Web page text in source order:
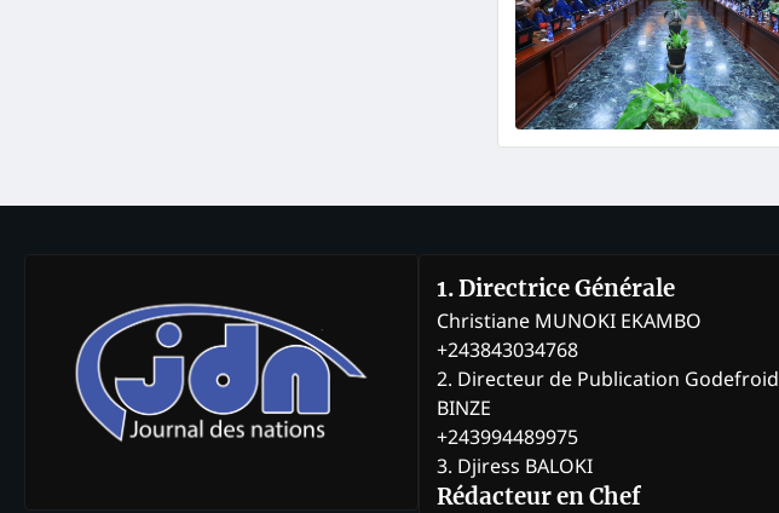
1. Directrice Générale
Christiane MUNOKI EKAMBO
+243843034768
2. Directeur de Publication Godefroid
BINZE
+243994489975
3. Djiress BALOKI
Rédacteur en Chef